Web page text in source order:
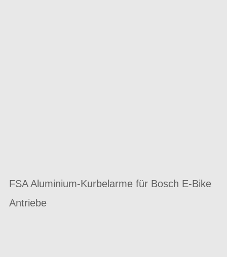
FSA Aluminium-Kurbelarme für Bosch E-Bike
Antriebe